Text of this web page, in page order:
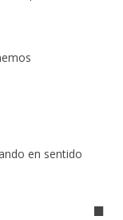
en sentido
◼